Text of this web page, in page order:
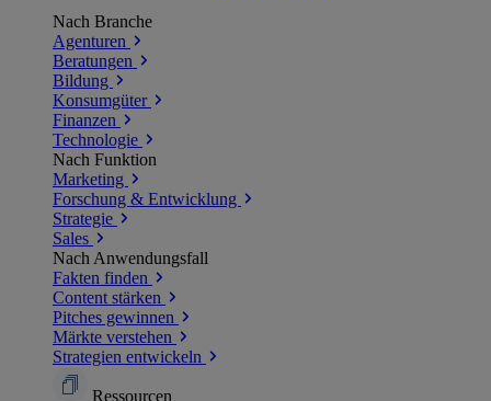
Nach Branche
Agenturen
Beratungen
Bildung
Konsumgüter
Finanzen
Technologie
Nach Funktion
Marketing
Forschung & Entwicklung
Strategie
Sales
Nach Anwendungsfall
Fakten finden
Content stärken
Pitches gewinnen
Märkte verstehen
Strategien entwickeln
Ressourcen